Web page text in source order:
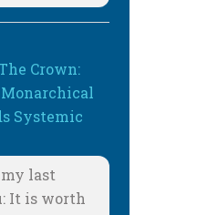
Crown:
Monarchical
Systemic
last
It is worth